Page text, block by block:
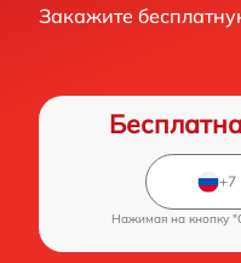
Закажите
Нажимая на кнопку